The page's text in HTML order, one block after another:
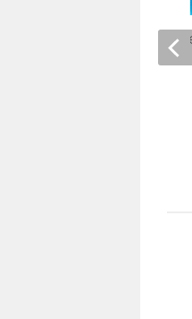
Musik in Farbe: